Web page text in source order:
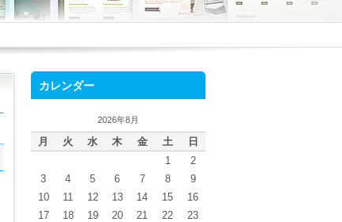
カレンダー
2026年8月
月 火 水 木 金 土
日
1
2
3
4 5 6 7 8
9
10
11 12 13 14 15
16
17
18 19 20 21 22
23